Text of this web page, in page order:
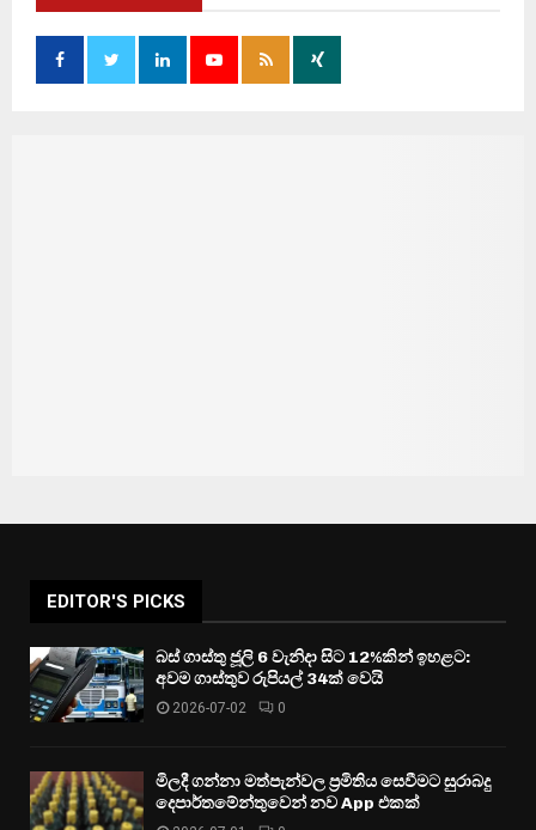
EDITOR'S PICKS
බස් ගාස්තු ජූලි 6 වැනිදා සිට 12%කින් ඉහළට:
අවම ගාස්තුව රුපියල් 34ක් වෙයි
2026-07-02 0
මිලදී ගන්නා මත්පැන්වල ප්‍රමිතිය සෙවීමට සුරාබදු
දෙපාර්තමේන්තුවෙන් නව App එකක්